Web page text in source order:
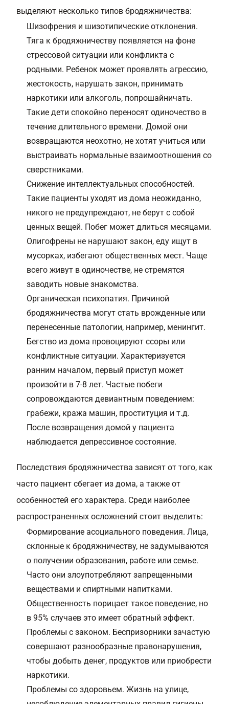
выделяют несколько типов бродяжничества:
Шизофрения и шизотипические отклонения.
Тяга к бродяжничеству появляется на фоне
стрессовой ситуации или конфликта с
родными. Ребенок может проявлять агрессию,
жестокость, нарушать закон, принимать
наркотики или алкоголь, попрошайничать.
Такие дети спокойно переносят одиночество в
течение длительного времени. Домой они
возвращаются неохотно, не хотят учиться или
выстраивать нормальные взаимоотношения со
сверстниками.
Снижение интеллектуальных способностей.
Такие пациенты уходят из дома неожиданно,
никого не предупреждают, не берут с собой
ценных вещей. Побег может длиться месяцами.
Олигофрены не нарушают закон, еду ищут в
мусорках, избегают общественных мест. Чаще
всего живут в одиночестве, не стремятся
заводить новые знакомства.
Органическая психопатия. Причиной
бродяжничества могут стать врожденные или
перенесенные патологии, например, менингит.
Бегство из дома провоцируют ссоры или
конфликтные ситуации. Характеризуется
ранним началом, первый приступ может
произойти в 7-8 лет. Частые побеги
сопровождаются девиантным поведением:
грабежи, кража машин, проституция и т.д.
После возвращения домой у пациента
наблюдается депрессивное состояние.
Последствия бродяжничества зависят от того, как
часто пациент сбегает из дома, а также от
особенностей его характера. Среди наиболее
распространенных осложнений стоит выделить:
Формирование асоциального поведения. Лица,
склонные к бродяжничеству, не задумываются
о получении образования, работе или семье.
Часто они злоупотребляют запрещенными
веществами и спиртными напитками.
Общественность порицает такое поведение, но
в 95% случаев это имеет обратный эффект.
Проблемы с законом. Беспризорники зачастую
совершают разнообразные правонарушения,
чтобы добыть денег, продуктов или приобрести
наркотики.
Проблемы со здоровьем. Жизнь на улице,